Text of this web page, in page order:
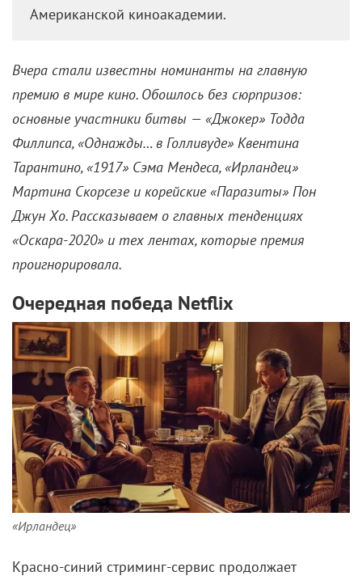
Американской киноакадемии.
Вчера стали известны номинанты на главную
премию в мире кино. Обошлось без сюрпризов:
основные участники битвы — «Джокер» Тодда
Филлипса, «Однажды… в Голливуде» Квентина
Тарантино, «1917» Сэма Мендеса, «Ирландец»
Мартина Скорсезе и корейские «Паразиты» Пон
Джун Хо. Рассказываем о главных тенденциях
«Оскара-2020» и тех лентах, которые премия
проигнорировала.
Очередная победа Netflix
«Ирландец»
Красно-синий стриминг-сервис продолжает